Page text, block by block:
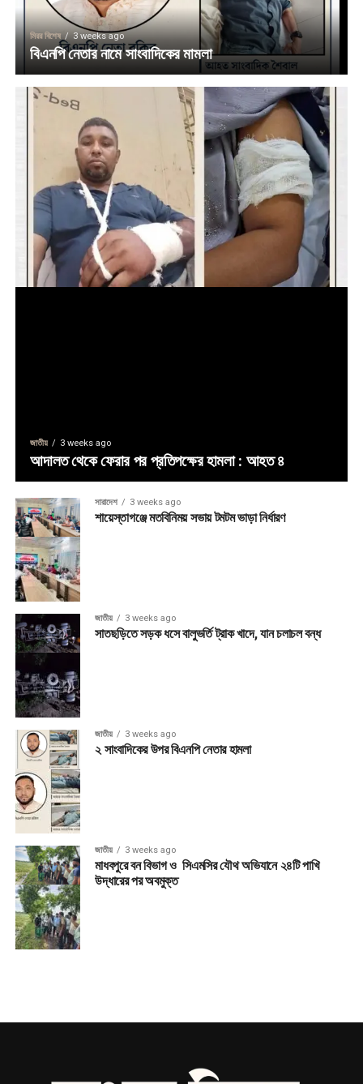
মিরর বিশেষ 3 weeks ago
বিএনপি নেতার নামে সাংবাদিকের মামলা
জাতীয় 3 weeks ago
আদালত থেকে ফেরার পর প্রতিপক্ষের হামলা : আহত ৪
সারাদেশ 3 weeks ago
শায়েস্তাগঞ্জে মতবিনিময় সভায় টমটম ভাড়া নির্ধারণ
জাতীয় 3 weeks ago
সাতছড়িতে সড়ক ধসে বালুভর্তি ট্রাক খাদে, যান চলাচল বন্ধ
জাতীয় 3 weeks ago
২ সাংবাদিকের উপর বিএনপি নেতার হামলা
জাতীয় 3 weeks ago
মাধবপুরে বন বিভাগ ও সিএমসির যৌথ অভিযানে ২৪টি পাখি
উদ্ধারের পর অবমুক্ত